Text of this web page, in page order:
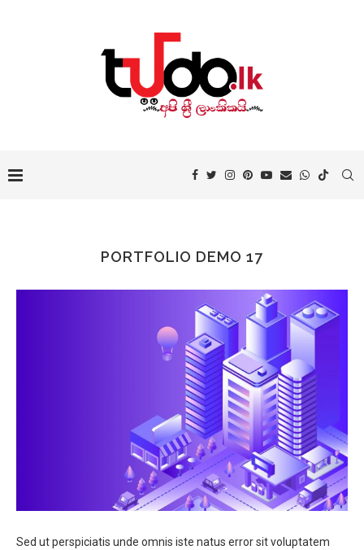
PORTFOLIO DEMO 17
Sed ut perspiciatis unde omnis iste natus error sit voluptatem